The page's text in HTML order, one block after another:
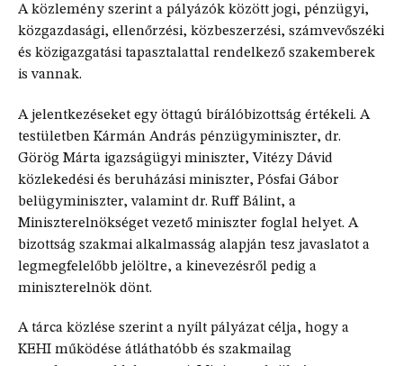
A közlemény szerint a pályázók között jogi, pénzügyi,
közgazdasági, ellenőrzési, közbeszerzési, számvevőszéki
és közigazgatási tapasztalattal rendelkező szakemberek
is vannak.
A jelentkezéseket egy öttagú bírálóbizottság értékeli. A
testületben Kármán András pénzügyminiszter, dr.
Görög Márta igazságügyi miniszter, Vitézy Dávid
közlekedési és beruházási miniszter, Pósfai Gábor
belügyminiszter, valamint dr. Ruff Bálint, a
Miniszterelnökséget vezető miniszter foglal helyet. A
bizottság szakmai alkalmasság alapján tesz javaslatot a
legmegfelelőbb jelöltre, a kinevezésről pedig a
miniszterelnök dönt.
A tárca közlése szerint a nyílt pályázat célja, hogy a
KEHI működése átláthatóbb és szakmailag